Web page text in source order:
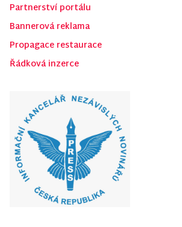
Partnerství portálu
Bannerová reklama
Propagace restaurace
Řádková inzerce